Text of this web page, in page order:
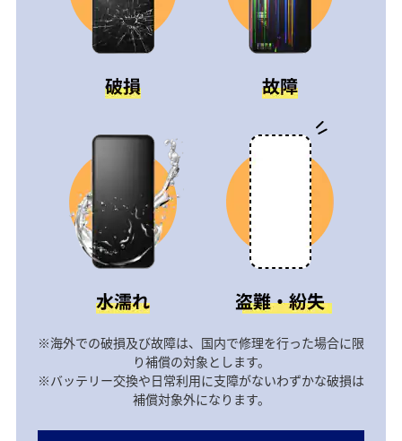
※海外での破損及び故障は、国内で修理を行った場合に限
り補償の対象とします。
※バッテリー交換や日常利用に支障がないわずかな破損は
補償対象外になります。